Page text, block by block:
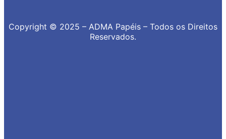
Copyright © 2025 – ADMA Papéis – Todos os Direitos
Reservados.